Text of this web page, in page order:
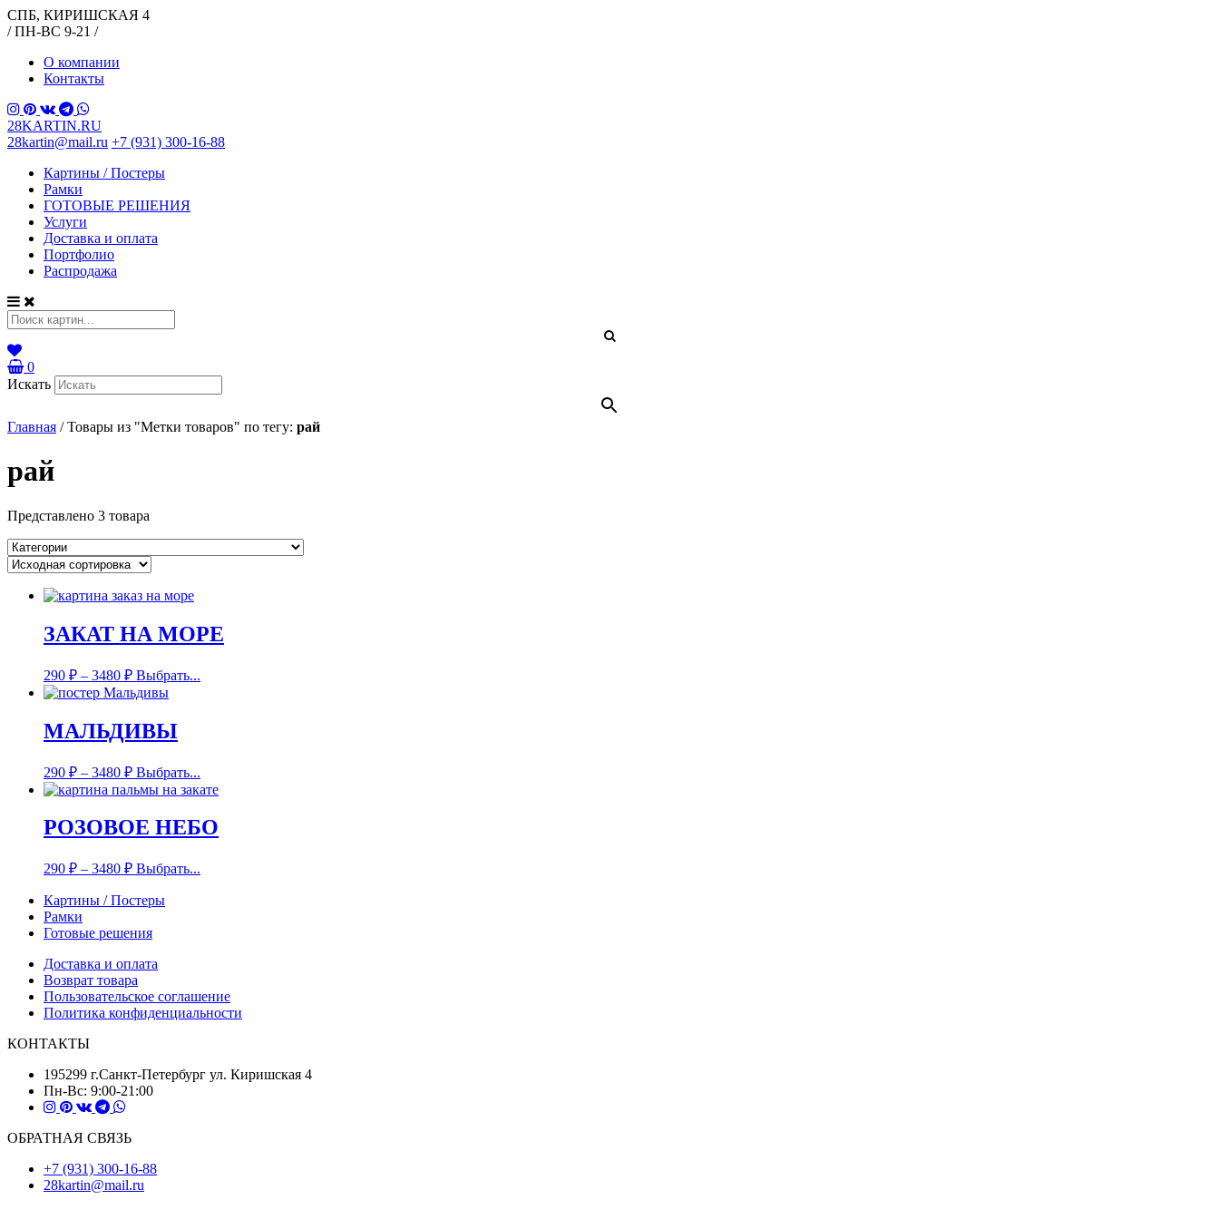
СПБ, КИРИШСКАЯ 4
/ ПН-ВС 9-21 /
О компании
Контакты
28KARTIN.RU
28kartin@mail.ru +7 (931) 300-16-88
Картины / Постеры
Рамки
ГОТОВЫЕ РЕШЕНИЯ
Услуги
Доставка и оплата
Портфолио
Распродажа
0
Искать
Главная /Товары из "Метки товаров" по тегу: рай
рай
Представлено 3 товара
ЗАКАТ НА МОРЕ
290 ₽ – 3480 ₽ Выбрать...
МАЛЬДИВЫ
290 ₽ – 3480 ₽ Выбрать...
РОЗОВОЕ НЕБО
290 ₽ – 3480 ₽ Выбрать...
Картины / Постеры
Рамки
Готовые решения
Доставка и оплата
Возврат товара
Пользовательское соглашение
Политика конфиденциальности
КОНТАКТЫ
195299 г.Санкт-Петербург ул. Киришская 4
Пн-Вс: 9:00-21:00
ОБРАТНАЯ СВЯЗЬ
+7 (931) 300-16-88
28kartin@mail.ru